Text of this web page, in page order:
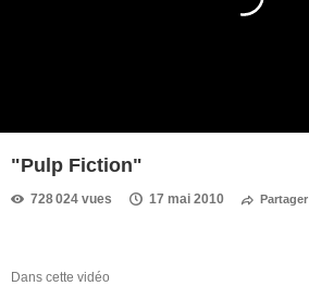
"Pulp Fiction"
728 024 vues 17 mai 2010 Partager
Dans cette vidéo